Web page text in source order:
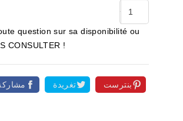
question sur sa disponibilité ou
CONSULTER !
تغريدة بنترست